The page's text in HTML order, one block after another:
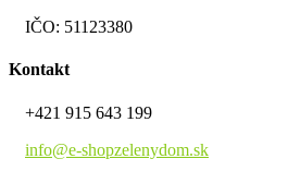
IČO: 51123380
Kontakt
+421 915 643 199
info@e-shopzelenydom.sk